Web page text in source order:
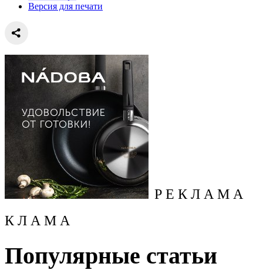
Версия для печати
Р Е К Л А М А
К Л А М А
Популярные статьи